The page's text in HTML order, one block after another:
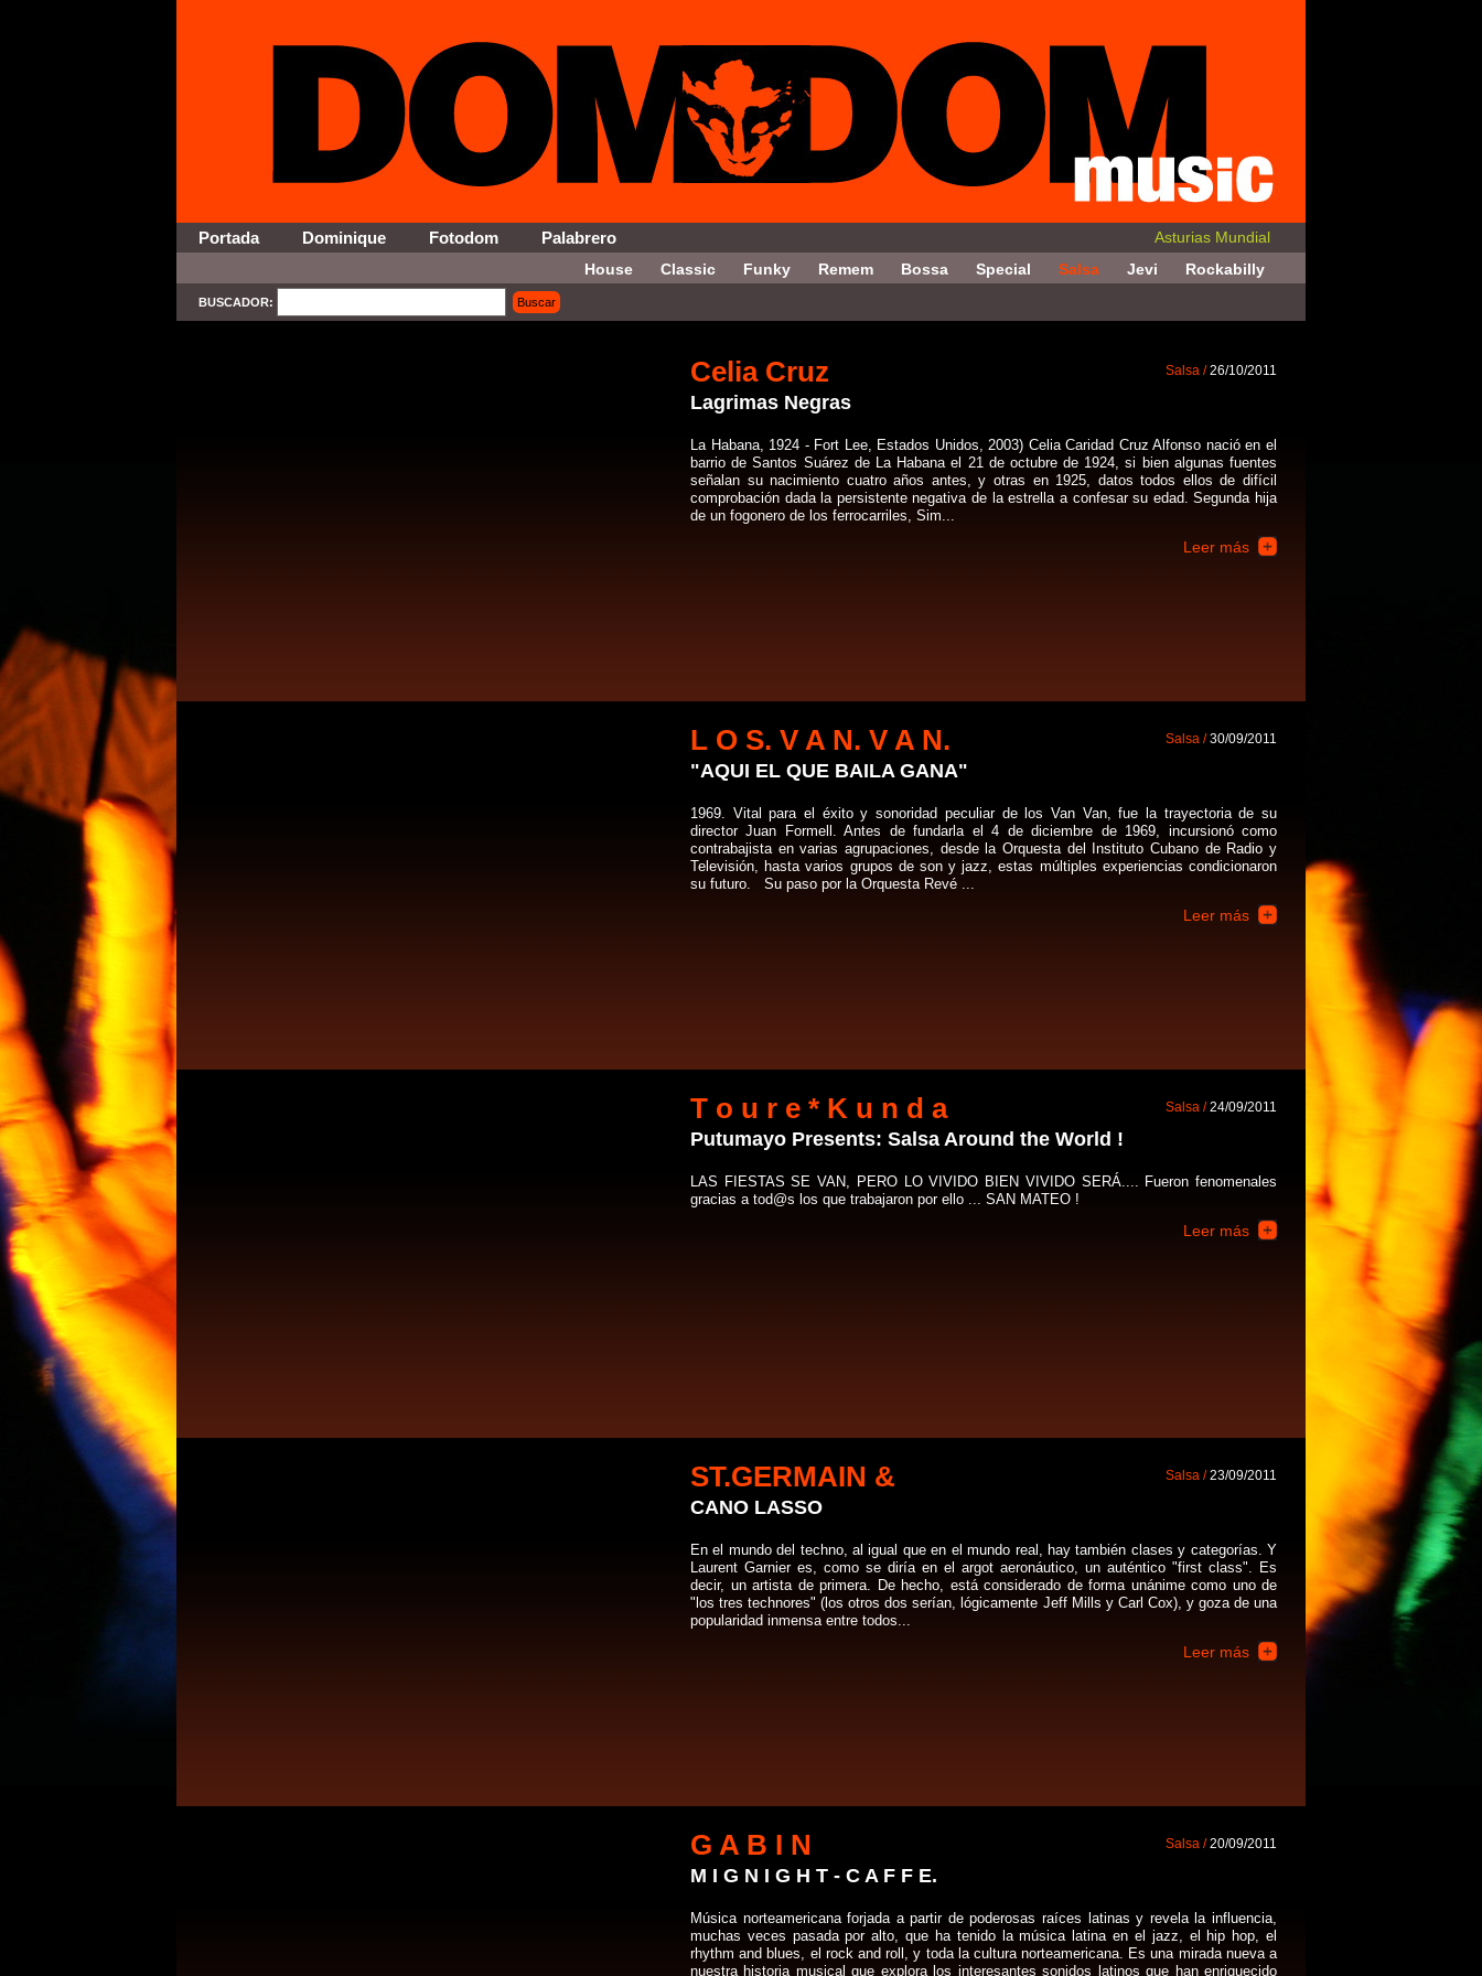
Portada Dominique Fotodom Palabrero
Asturias Mundial
House
Classic Funky Remem Bossa Special Salsa Jevi Rockabilly
BUSCADOR:
Buscar
Celia Cruz Salsa /26/10/2011
Lagrimas Negras
La Habana, 1924 - Fort Lee, Estados Unidos, 2003) Celia Caridad Cruz Alfonso nació en el
barrio de Santos Suárez de La Habana el 21 de octubre de 1924, si bien algunas fuentes
señalan su nacimiento cuatro años antes, y otras en 1925, datos todos ellos de difícil
comprobación dada la persistente negativa de la estrella a confesar su edad. Segunda hija
de un fogonero de los ferrocarriles, Sim...
Leer más
L O S. V A N. V A N. Salsa /30/09/2011
"AQUI EL QUE BAILA GANA"
1969. Vital para el éxito y sonoridad peculiar de los Van Van, fue la trayectoria de su
director Juan Formell. Antes de fundarla el 4 de diciembre de 1969, incursionó como
contrabajista en varias agrupaciones, desde la Orquesta del Instituto Cubano de Radio y
Televisión, hasta varios grupos de son y jazz, estas múltiples experiencias condicionaron
su futuro. Su paso por la Orquesta Revé ...
Leer más
T o u r e * K u n d a Salsa /24/09/2011
Putumayo Presents: Salsa Around the World !
LAS FIESTAS SE VAN, PERO LO VIVIDO BIEN VIVIDO SERÁ.... Fueron fenomenales
gracias a tod@s los que trabajaron por ello ... SAN MATEO !
Leer más
ST.GERMAIN & Salsa /23/09/2011
CANO LASSO
En el mundo del techno, al igual que en el mundo real, hay también clases y categorías. Y
Laurent Garnier es, como se diría en el argot aeronáutico, un auténtico "first class". Es
decir, un artista de primera. De hecho, está considerado de forma unánime como uno de
"los tres technores" (los otros dos serían, lógicamente Jeff Mills y Carl Cox), y goza de una
popularidad inmensa entre todos...
Leer más
G A B I N Salsa /20/09/2011
M I G N I G H T - C A F F E.
Música norteamericana forjada a partir de poderosas raíces latinas y revela la influencia,
muchas veces pasada por alto, que ha tenido la música latina en el jazz, el hip hop, el
rhythm and blues, el rock and roll, y toda la cultura norteamericana. Es una mirada nueva a
nuestra historia musical que explora los interesantes sonidos latinos que han enriquecido